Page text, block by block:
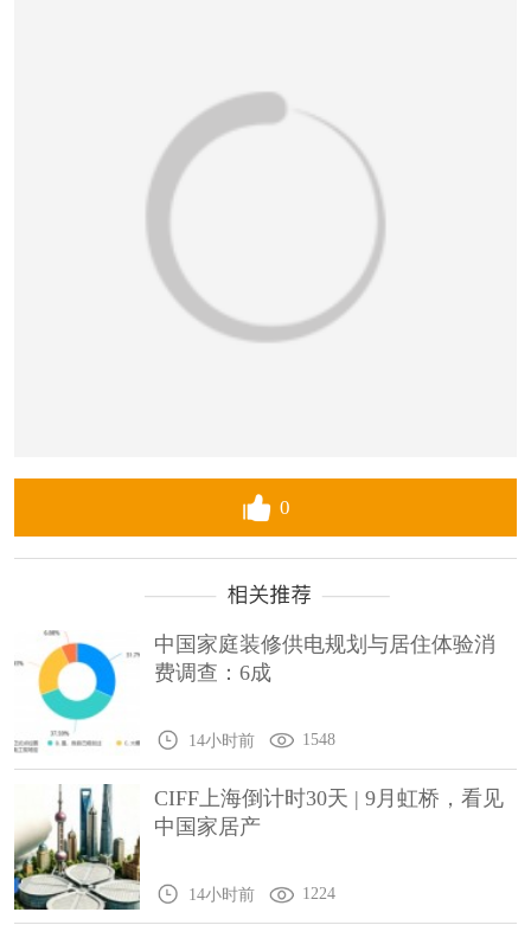
0
中国家庭装修供电规划与居住体验消
费调查：6成
14小时前 1548
CIFF上海倒计时30天 | 9月虹桥，看见
中国家居产
14小时前 1224